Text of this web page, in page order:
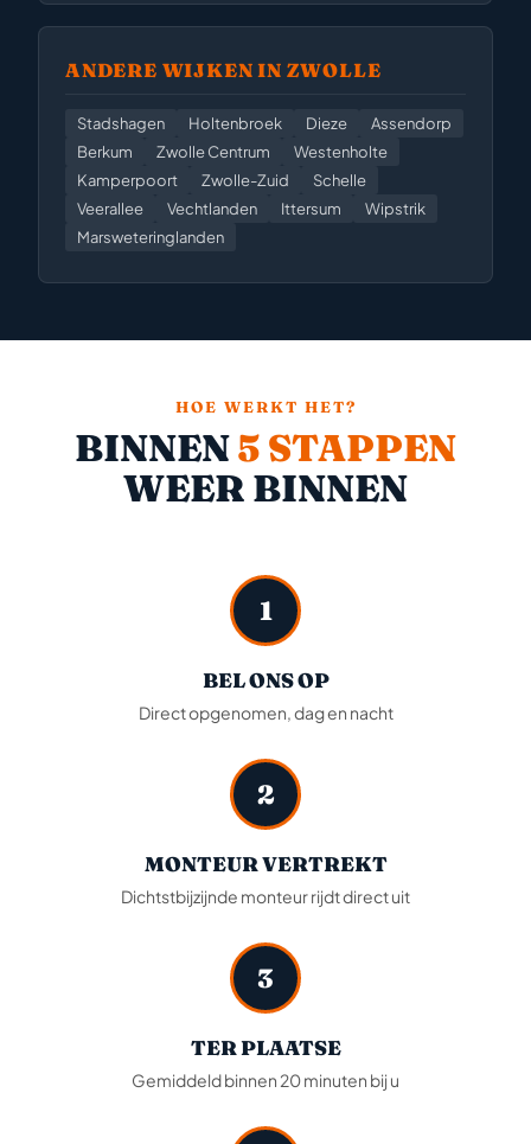
ANDERE WIJKEN IN ZWOLLE
Stadshagen Holtenbroek Dieze
Assendorp
Berkum
Zwolle Centrum
Westenholte
Kamperpoort
Zwolle-Zuid
Schelle
Veerallee
Vechtlanden Ittersum
Wipstrik
Marsweteringlanden
HOE WERKT HET?
BINNEN5 STAPPEN
WEER BINNEN
1
BEL ONS OP
Direct opgenomen, dag en nacht
2
MONTEUR VERTREKT
Dichtstbijzijnde monteur rijdt direct uit
3
TER PLAATSE
Gemiddeld binnen 20 minuten bij u